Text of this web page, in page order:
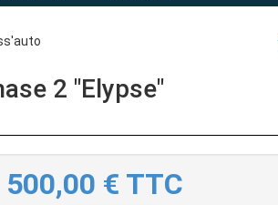
2 "Elypse"
500,00 € TTC